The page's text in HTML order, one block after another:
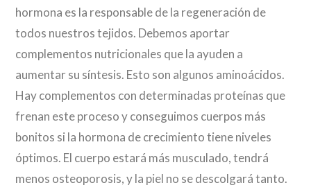
hormona es la responsable de la regeneración de
todos nuestros tejidos. Debemos aportar
complementos nutricionales que la ayuden a
aumentar su síntesis. Esto son algunos aminoácidos.
Hay complementos con determinadas proteínas que
frenan este proceso y conseguimos cuerpos más
bonitos si la hormona de crecimiento tiene niveles
óptimos. El cuerpo estará más musculado, tendrá
menos osteoporosis, y la piel no se descolgará tanto.